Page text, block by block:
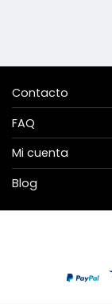
Contacto
FAQ
Mi cuenta
Blog